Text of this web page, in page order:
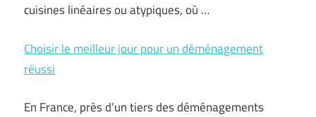
cuisines linéaires ou atypiques, où …
Choisir le meilleur jour pour un déménagement
réussi
En France, près d’un tiers des déménagements